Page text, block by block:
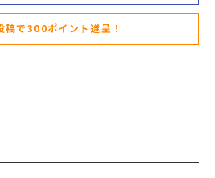
稿で300ポイント進呈！